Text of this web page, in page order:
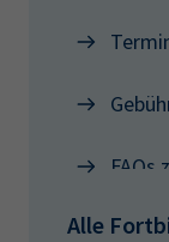
FAQs
Alle